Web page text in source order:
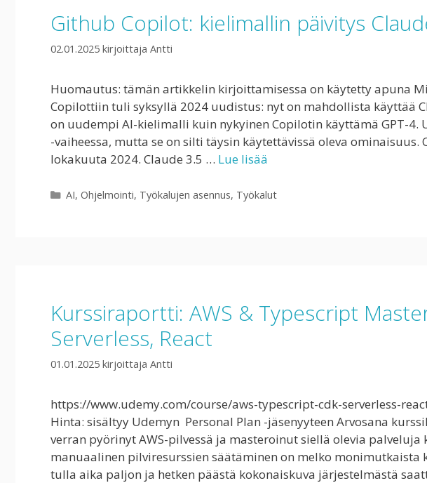
Github Copilot: kielimallin päivitys
02.01.2025 kirjoittaja Antti
Huomautus: tämän artikkelin kirjoittamisessa on käytetty apuna
Copilottiin tuli syksyllä 2024 uudistus: nyt on mahdollista käyttää
on uudempi AI-kielimalli kuin nykyinen Copilotin käyttämä GPT-4.
-vaiheessa, mutta se on silti täysin käytettävissä oleva ominaisuus.
lokakuuta 2024. Claude 3.5 … Lue lisää
Kategoriat
AI, Ohjelmointi, Työkalujen asennus, Työkalut
Kurssiraportti: AWS & Typescript
Serverless, React
01.01.2025 kirjoittaja Antti
https://www.udemy.com/course/aws-typescript-cdk-serverless-
Hinta: sisältyy Udemyn Personal Plan -jäsenyyteen Arvosana
verran pyörinyt AWS-pilvessä ja masteroinut siellä olevia
manuaalinen pilviresurssien säätäminen on melko monimutkaista
tulla aika paljon ja hetken päästä kokonaiskuva järjestelmästä